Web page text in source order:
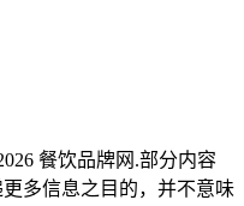
餐饮品牌网 .部分内容
多信息之目的，并不意味